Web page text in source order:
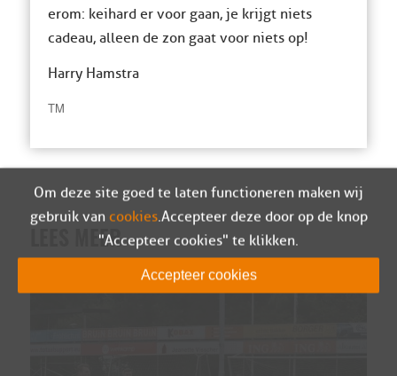
erom: keihard er voor gaan, je krijgt niets
cadeau, alleen de zon gaat voor niets op!
Harry Hamstra
TM
LEES MEER
Om deze site goed te laten functioneren maken wij
gebruik van cookies. Accepteer deze door op de knop
"Accepteer cookies" te klikken.
Accepteer cookies